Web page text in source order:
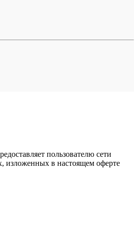
пользователю сети
изложенных в настоящем оферте